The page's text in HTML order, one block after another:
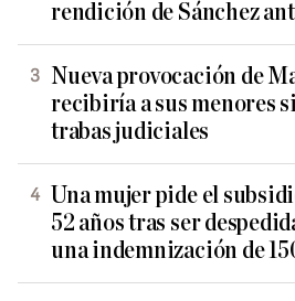
rendición de Sánchez
Nueva provocación de
recibiría a sus menores
trabas judiciales
Una mujer pide el
52 años tras ser
una indemnización de